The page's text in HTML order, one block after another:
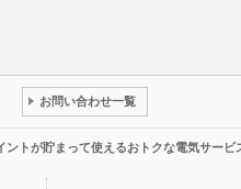
お問い合わせ一覧
ントが貯まって使えるおトクな電気サービ